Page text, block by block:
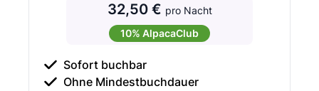
32,50 € pro Nacht
10% AlpacaClub
Sofort buchbar
Ohne Mindestbuchdauer